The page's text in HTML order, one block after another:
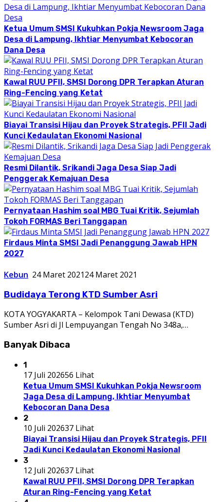
Ketua Umum SMSI Kukuhkan Pokja Newsroom Jaga
Desa di Lampung, Ikhtiar Menyumbat Kebocoran
Dana Desa
Kawal RUU PFII, SMSI Dorong DPR Terapkan Aturan
Ring-Fencing yang Ketat
Biayai Transisi Hijau dan Proyek Strategis, PFII Jadi
Kunci Kedaulatan Ekonomi Nasional
Resmi Dilantik, Srikandi Jaga Desa Siap Jadi
Penggerak Kemajuan Desa
Pernyataan Hashim soal MBG Tuai Kritik, Sejumlah
Tokoh FORMAS Beri Tanggapan
Firdaus Minta SMSI Jadi Penanggung Jawab HPN
2027
Kebun 24 Maret 202124 Maret 2021
Budidaya Terong KTD Sumber Asri
KOTA YOGYAKARTA – Kelompok Tani Dewasa (KTD)
Sumber Asri di Jl Lempuyangan Tengah No 348a,…
Banyak Dibaca
1
17 Juli 202656 Lihat
Ketua Umum SMSI Kukuhkan Pokja Newsroom
Jaga Desa di Lampung, Ikhtiar Menyumbat
Kebocoran Dana Desa
2
10 Juli 202637 Lihat
Biayai Transisi Hijau dan Proyek Strategis, PFII
Jadi Kunci Kedaulatan Ekonomi Nasional
3
12 Juli 202637 Lihat
Kawal RUU PFII, SMSI Dorong DPR Terapkan
Aturan Ring-Fencing yang Ketat